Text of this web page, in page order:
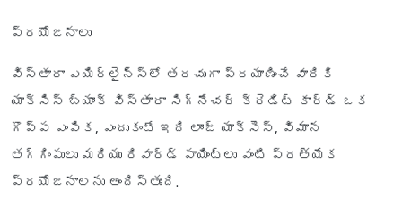
ప్రయోజనాలు
విస్తారా ఎయిర్‌లైన్స్‌లో తరచుగా ప్రయాణించే వారికి
యాక్సిస్ బ్యాంక్ విస్తారా సిగ్నేచర్ క్రెడిట్ కార్డ్ ఒక
గొప్ప ఎంపిక, ఎందుకంటే ఇది లాంజ్ యాక్సెస్, విమాన
తగ్గింపులు మరియు రివార్డ్ పాయింట్లు వంటి ప్రత్యేక
ప్రయోజనాలను అందిస్తుంది.